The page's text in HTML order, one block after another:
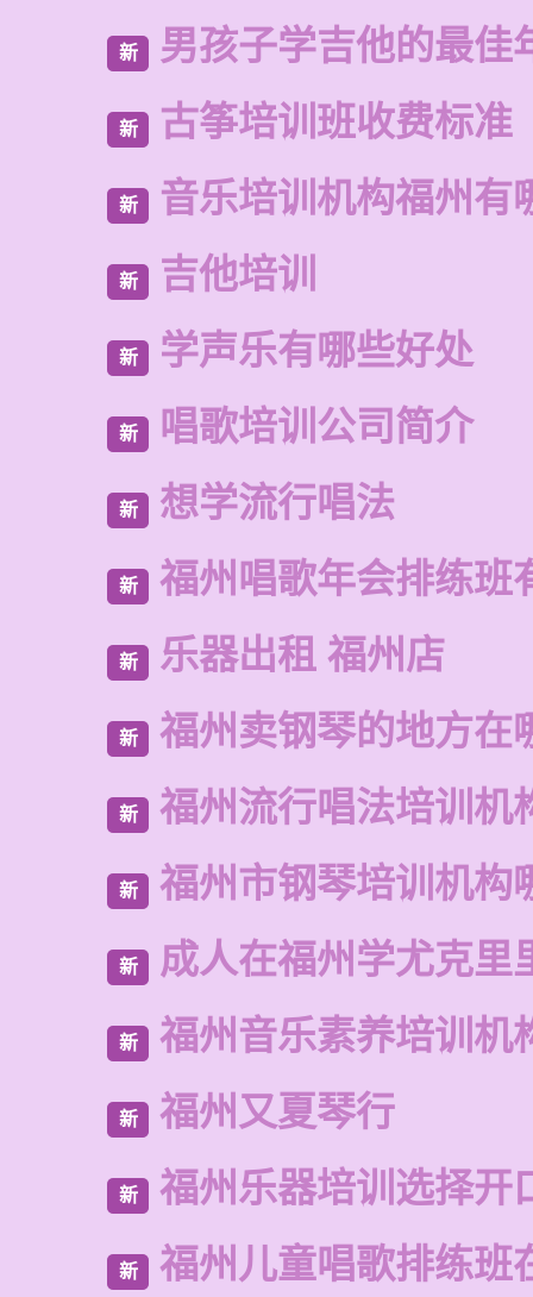
新 男孩子学吉他的最佳
新 古筝培训班收费标准
新 音乐培训机构福州有
新 吉他培训
新 学声乐有哪些好处
新 唱歌培训公司简介
新 想学流行唱法
新 福州唱歌年会排练班
新 乐器出租 福州店
新 福州卖钢琴的地方在
新 福州流行唱法培训机
新 福州市钢琴培训机构
新 成人在福州学尤克里
新 福州音乐素养培训机
新 福州又夏琴行
新 福州乐器培训选择开
新 福州儿童唱歌排练班